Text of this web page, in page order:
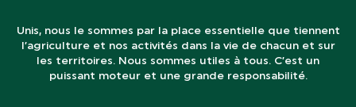
Unis, nous le sommes par la place essentielle que tiennent
l’agriculture et nos activités dans la vie de chacun et sur
les territoires. Nous sommes utiles à tous. C’est un
puissant moteur et une grande responsabilité.